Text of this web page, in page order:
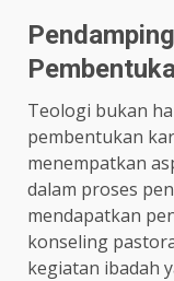
Teologi bukan
pembentukan
menempatkan
dalam proses
mendapatkan
konseling
kegiatan ibadah